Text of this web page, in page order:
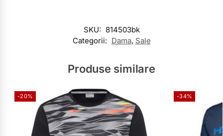
SKU: 814503bk
Categorii: Dama, Sale
Produse similare
-20% -34%